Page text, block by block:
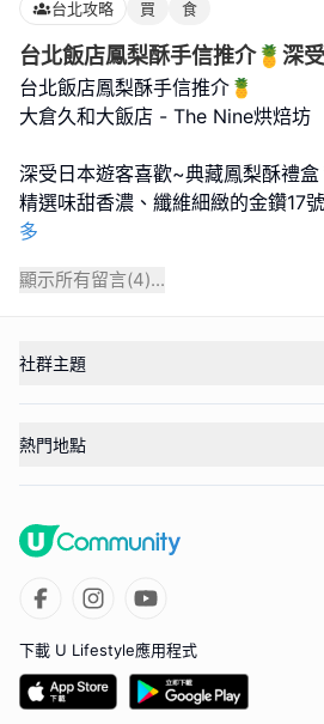
台北攻略 買 食
台北飯店鳳梨酥手信推介🍍深
台北飯店鳳梨酥手信推介🍍
大倉久和大飯店 - The Nine烘焙坊
深受日本遊客喜歡~典藏鳳梨酥禮盒
精選味甜香濃、纖維細緻的金鑽17
多
顯示所有留言(4)...
社群主題
熱門地點
下載 U Lifestyle應用程式